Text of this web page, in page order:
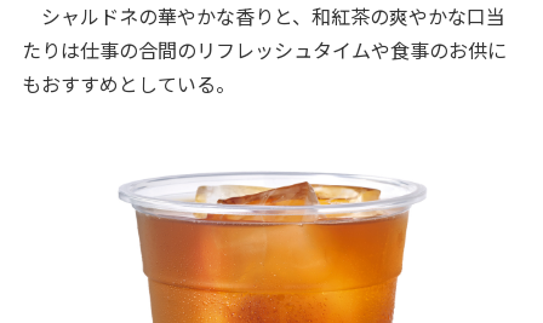
シャルドネの華やかな香りと、和紅茶の爽やかな口当
たりは仕事の合間のリフレッシュタイムや食事のお供に
もおすすめとしている。